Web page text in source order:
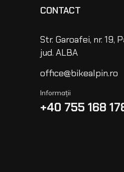
CONTACT
Str. Garoafei, nr. 19,
jud. ALBA
office@bikealpin.ro
Informații
+40 755 168